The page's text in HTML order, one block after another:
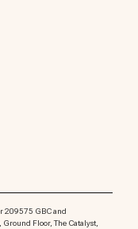
209575 GBC and
Floor, The Catalyst,